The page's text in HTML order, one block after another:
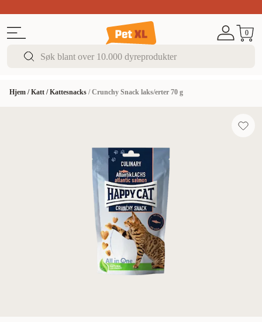
0
Hjem /Katt /Kattesnacks /Crunchy Snack laks/erter 70 g